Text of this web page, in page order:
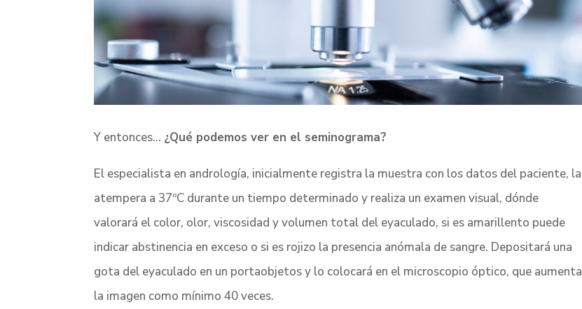
Y entonces… ¿Qué podemos ver en el seminograma?
El especialista en andrología, inicialmente registra la muestra con los datos del paciente, la
atempera a 37ºC durante un tiempo determinado y realiza un examen visual, dónde
valorará el color, olor, viscosidad y volumen total del eyaculado, si es amarillento puede
indicar abstinencia en exceso o si es rojizo la presencia anómala de sangre. Depositará una
gota del eyaculado en un portaobjetos y lo colocará en el microscopio óptico, que aumenta
la imagen como mínimo 40 veces.